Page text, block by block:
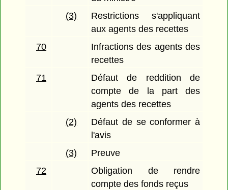
(3)
Restrictions s'appliquant
aux agents des recettes
70
Infractions des agents des
recettes
71
Défaut de reddition de
compte de la part des
agents des recettes
(2)
Défaut de se conformer à
l'avis
(3)
Preuve
72
Obligation de rendre
compte des fonds reçus